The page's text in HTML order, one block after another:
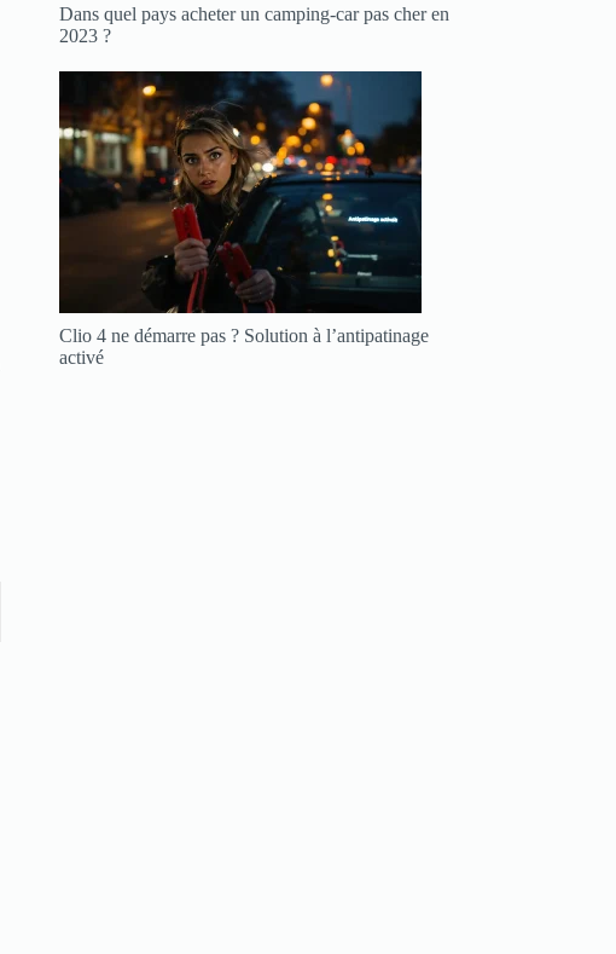
Dans quel pays acheter un camping-car pas cher en
2023 ?
Clio 4 ne démarre pas ? Solution à l’antipatinage
activé